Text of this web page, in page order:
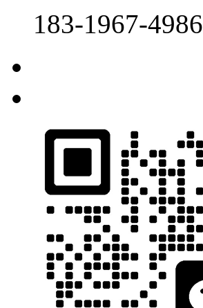
183-1967-4986